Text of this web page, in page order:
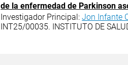
de la enfermedad de Parkinson
Investigador Principal:Jon Infante
INT25/00035. INSTITUTO DE